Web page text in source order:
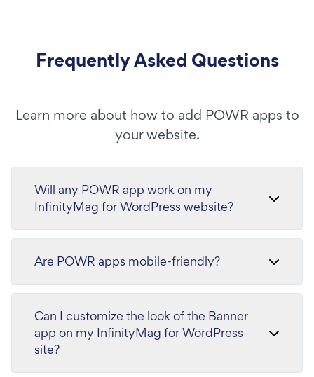
Frequently Asked Questions
Learn more about how to add POWR apps to
your website.
Will any POWR app work on my
InfinityMag for WordPress website?
Are POWR apps mobile-friendly?
Can I customize the look of the Banner
app on my InfinityMag for WordPress
site?